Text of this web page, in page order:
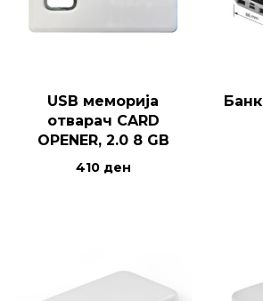
USB меморија
отварач CARD
OPENER, 2.0 8 GB
410 ден